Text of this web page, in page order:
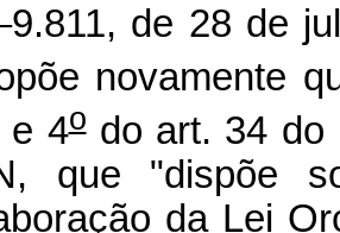
9.811, de 28 de
novamente
e 4odo art. 34 do
que "dispõe
da Lei